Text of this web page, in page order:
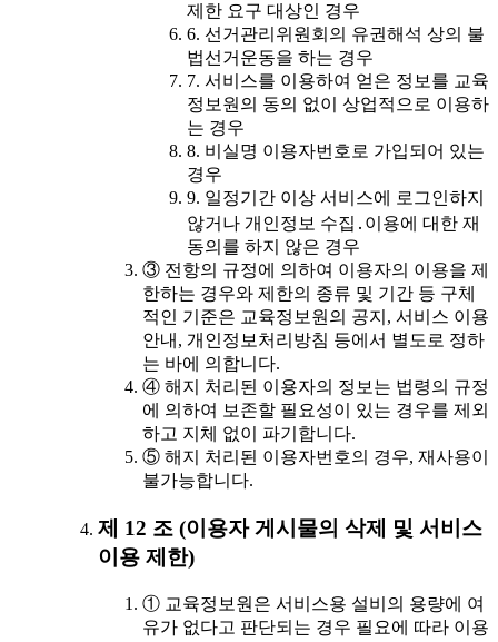
제한 요구 대상인 경우
6. 선거관리위원회의 유권해석 상의 불
법선거운동을 하는 경우
7. 서비스를 이용하여 얻은 정보를 교육
정보원의 동의 없이 상업적으로 이용하
는 경우
8. 비실명 이용자번호로 가입되어 있는
경우
9. 일정기간 이상 서비스에 로그인하지
않거나 개인정보 수집․이용에 대한 재
동의를 하지 않은 경우
③ 전항의 규정에 의하여 이용자의 이용을 제
한하는 경우와 제한의 종류 및 기간 등 구체
적인 기준은 교육정보원의 공지, 서비스 이용
안내, 개인정보처리방침 등에서 별도로 정하
는 바에 의합니다.
④ 해지 처리된 이용자의 정보는 법령의 규정
에 의하여 보존할 필요성이 있는 경우를 제외
하고 지체 없이 파기합니다.
⑤ 해지 처리된 이용자번호의 경우, 재사용이
불가능합니다.
제 12 조 (이용자 게시물의 삭제 및 서비스
이용 제한)
① 교육정보원은 서비스용 설비의 용량에 여
유가 없다고 판단되는 경우 필요에 따라 이용